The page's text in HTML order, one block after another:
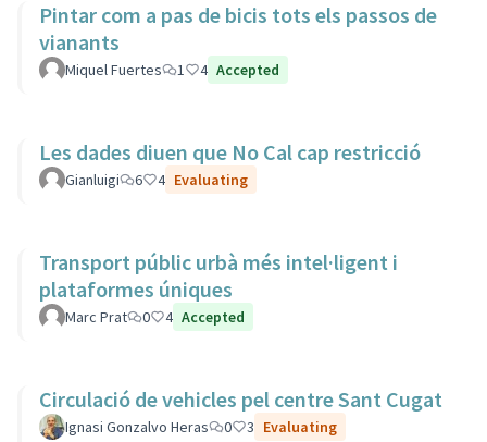
Pintar com a pas de bicis tots els passos de
vianants
Miquel Fuertes 1 4 Accepted
Les dades diuen que No Cal cap restricció
Gianluigi 6 4 Evaluating
Transport públic urbà més intel·ligent i
plataformes úniques
Marc Prat 0 4 Accepted
Circulació de vehicles pel centre Sant Cugat
Ignasi Gonzalvo Heras 0 3 Evaluating